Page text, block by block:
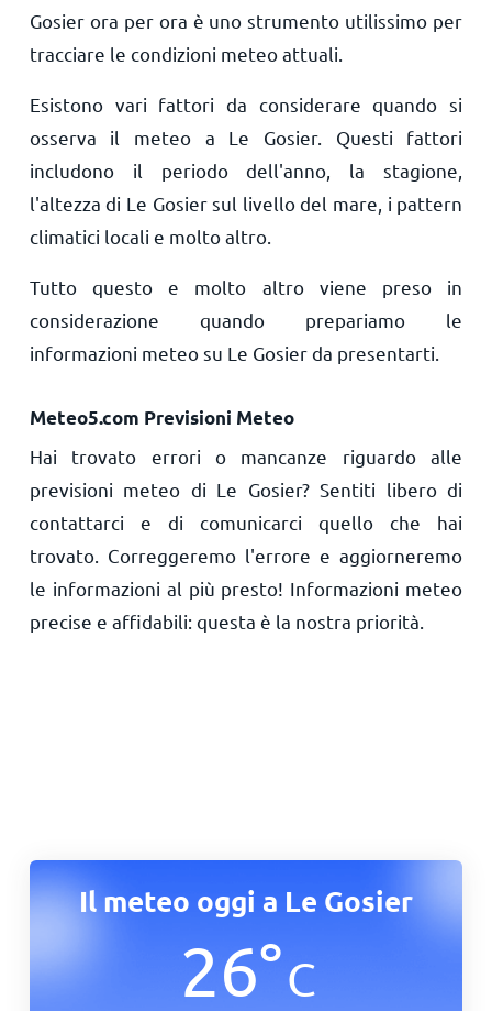
Gosier ora per ora è uno strumento utilissimo per
tracciare le condizioni meteo attuali.
Esistono vari fattori da considerare quando si
osserva il meteo a Le Gosier. Questi fattori
includono il periodo dell'anno, la stagione,
l'altezza di Le Gosier sul livello del mare, i pattern
climatici locali e molto altro.
Tutto questo e molto altro viene preso in
considerazione quando prepariamo le
informazioni meteo su Le Gosier da presentarti.
Meteo5.com Previsioni Meteo
Hai trovato errori o mancanze riguardo alle
previsioni meteo di Le Gosier? Sentiti libero di
contattarci e di comunicarci quello che hai
trovato. Correggeremo l'errore e aggiorneremo
le informazioni al più presto! Informazioni meteo
precise e affidabili: questa è la nostra priorità.
Il meteo oggi a Le Gosier
26°C